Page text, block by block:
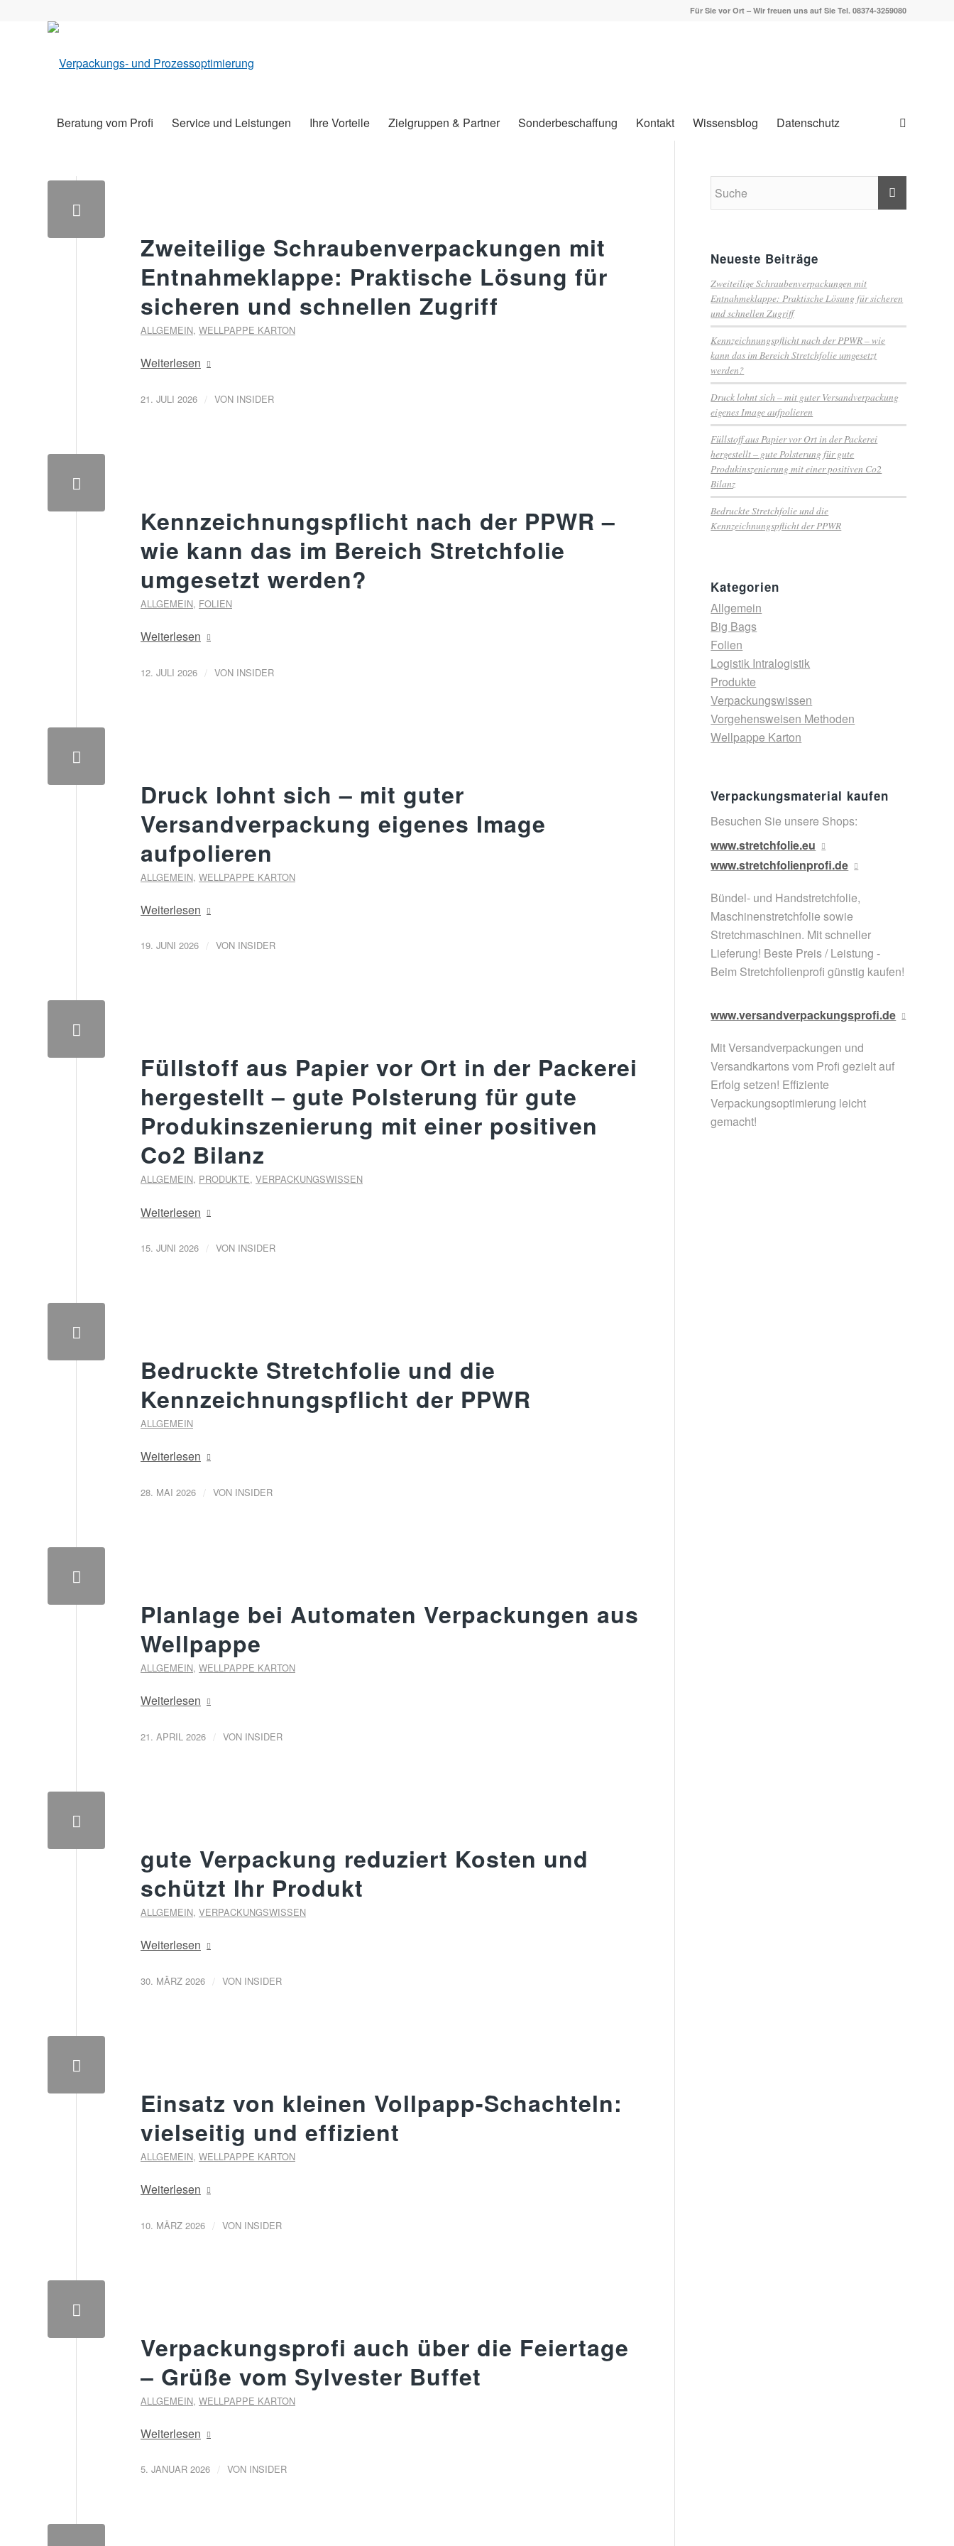
Für Sie vor Ort – Wir freuen uns auf Sie Tel. 08374-3259080
Beratung vom Profi Service und Leistungen Ihre Vorteile Zielgruppen & Partner Sonderbeschaffung Kontakt Wissensblog Datenschutz
Zweiteilige Schraubenverpackungen mit
Entnahmeklappe: Praktische Lösung für
sicheren und schnellen Zugriff
ALLGEMEIN, WELLPAPPE KARTON
Weiterlesen
21. JULI 2026 / VON INSIDER
Kennzeichnungspflicht nach der PPWR –
wie kann das im Bereich Stretchfolie
umgesetzt werden?
ALLGEMEIN, FOLIEN
Weiterlesen
12. JULI 2026 / VON INSIDER
Druck lohnt sich – mit guter
Versandverpackung eigenes Image
aufpolieren
ALLGEMEIN, WELLPAPPE KARTON
Weiterlesen
19. JUNI 2026 / VON INSIDER
Füllstoff aus Papier vor Ort in der Packerei
hergestellt – gute Polsterung für gute
Produkinszenierung mit einer positiven
Co2 Bilanz
ALLGEMEIN, PRODUKTE, VERPACKUNGSWISSEN
Weiterlesen
15. JUNI 2026 / VON INSIDER
Bedruckte Stretchfolie und die
Kennzeichnungspflicht der PPWR
ALLGEMEIN
Weiterlesen
28. MAI 2026 / VON INSIDER
Planlage bei Automaten Verpackungen aus
Wellpappe
ALLGEMEIN, WELLPAPPE KARTON
Weiterlesen
21. APRIL 2026 / VON INSIDER
gute Verpackung reduziert Kosten und
schützt Ihr Produkt
ALLGEMEIN, VERPACKUNGSWISSEN
Weiterlesen
30. MÄRZ 2026 / VON INSIDER
Einsatz von kleinen Vollpapp-Schachteln:
vielseitig und effizient
ALLGEMEIN, WELLPAPPE KARTON
Weiterlesen
10. MÄRZ 2026 / VON INSIDER
Verpackungsprofi auch über die Feiertage
– Grüße vom Sylvester Buffet
ALLGEMEIN, WELLPAPPE KARTON
Weiterlesen
5. JANUAR 2026 / VON INSIDER
Neueste Beiträge
Zweiteilige Schraubenverpackungen mit
Entnahmeklappe: Praktische Lösung für sicheren
und schnellen Zugriff
Kennzeichnungspflicht nach der PPWR – wie
kann das im Bereich Stretchfolie umgesetzt
werden?
Druck lohnt sich – mit guter Versandverpackung
eigenes Image aufpolieren
Füllstoff aus Papier vor Ort in der Packerei
hergestellt – gute Polsterung für gute
Produkinszenierung mit einer positiven Co2
Bilanz
Bedruckte Stretchfolie und die
Kennzeichnungspflicht der PPWR
Kategorien
Allgemein
Big Bags
Folien
Logistik Intralogistik
Produkte
Verpackungswissen
Vorgehensweisen Methoden
Wellpappe Karton
Verpackungsmaterial kaufen
Besuchen Sie unsere Shops:
www.stretchfolie.eu
www.stretchfolienprofi.de
Bündel- und Handstretchfolie,
Maschinenstretchfolie sowie
Stretchmaschinen. Mit schneller
Lieferung! Beste Preis / Leistung -
Beim Stretchfolienprofi günstig kaufen!
www.versandverpackungsprofi.de
Mit Versandverpackungen und
Versandkartons vom Profi gezielt auf
Erfolg setzen! Effiziente
Verpackungsoptimierung leicht
gemacht!